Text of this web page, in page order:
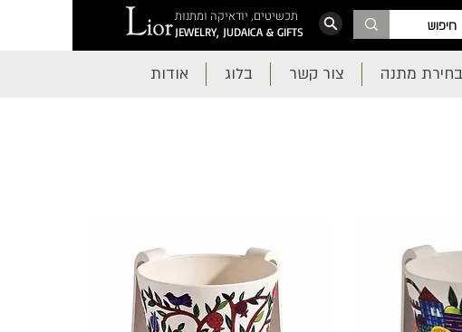
תכשיטים, יודאיקה ומתנות
JEWELRY, JUDAICA & GIFTS
מתנה צור קשר בלוג אודות